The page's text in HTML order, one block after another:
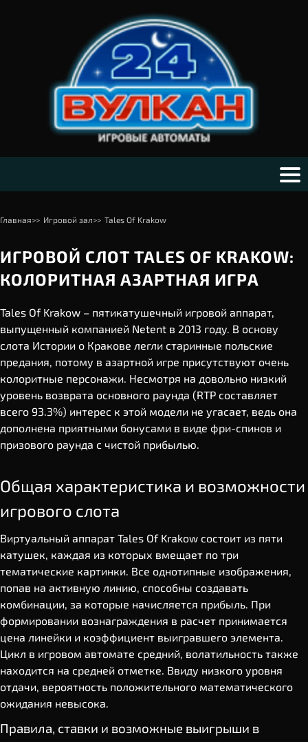
Главная>> Игровой зал>> Tales Of Krakow
ИГРОВОЙ СЛОТ TALES OF KRAKOW:
КОЛОРИТНАЯ АЗАРТНАЯ ИГРА
Tales Of Krakow – пятикатушечный игровой аппарат,
выпущенный компанией Netent в 2013 году. В основу
слота Истории о Кракове легли старинные польские
предания, потому в азартной игре присутствуют очень
колоритные персонажи. Несмотря на довольно низкий
уровень возврата основного раунда (RTP составляет
всего 93.3%) интерес к этой модели не угасает, ведь она
дополнена приятными бонусами в виде фри-спинов и
призового раунда с чистой прибылью.
Общая характеристика и возможности
игрового слота
Виртуальный аппарат Tales Of Krakow состоит из пяти
катушек, каждая из которых вмещает по три
тематические картинки. Все однотипные изображения,
попав на активную линию, способны создавать
комбинации, за которые начисляется прибыль. При
формировании вознаграждения в расчет принимается
цена линейки и коэффициент выигравшего элемента.
Цикл в игровом автомате средний, волатильность также
находится на средней отметке. Ввиду низкого уровня
отдачи, вероятность положительного математического
ожидания невысока.
Правила, ставки и возможные выигрыши в